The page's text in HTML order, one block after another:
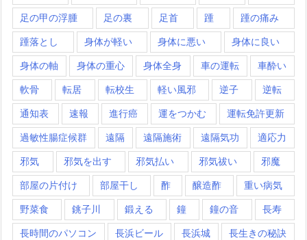
足の甲の浮腫 足の裏 足首 踵 踵の痛み
踵落とし 身体が軽い 身体に悪い 身体に良い
身体の軸 身体の重心 身体全身 車の運転 車酔い
軟骨 転居 転校生 軽い風邪 逆子 逆転
通知表 速報 進行癌 運をつかむ 運転免許更新
過敏性腸症候群 遠隔 遠隔施術 遠隔気功 適応力
邪気 邪気を出す 邪気払い 邪気祓い 邪魔
部屋の片付け 部屋干し 酢 醸造酢 重い病気
野菜食 銚子川 鍛える 鐘 鐘の音 長寿
長時間のパソコン 長浜ビール 長浜城 長生きの秘訣